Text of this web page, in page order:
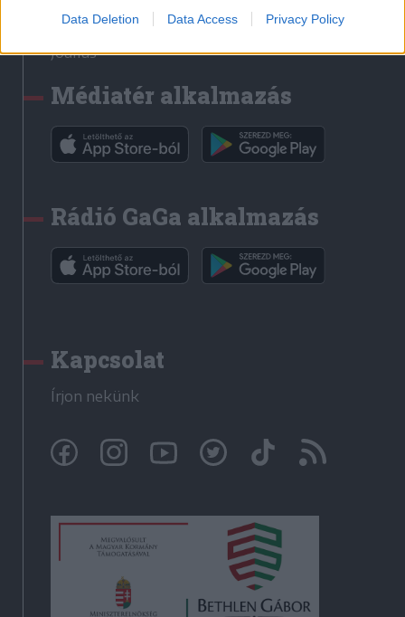
Data Deletion Data Access Privacy Policy
Rádió GaGa
Jóállás
Médiatér alkalmazás
Rádió GaGa alkalmazás
Kapcsolat
Írjon nekünk